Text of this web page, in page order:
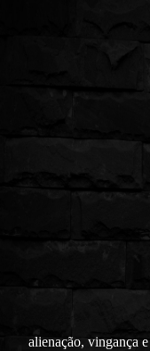
alienação, vingança